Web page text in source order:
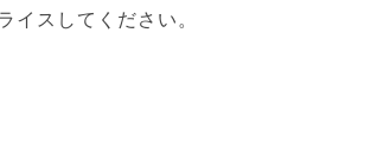
イスしてください。